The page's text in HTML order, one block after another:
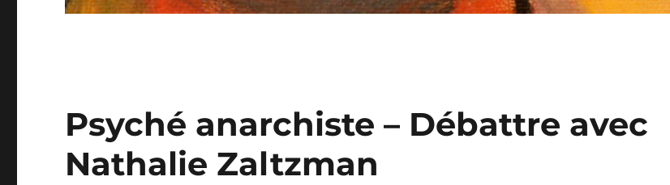
Psyché anarchiste – Débattre avec
Nathalie Zaltzman